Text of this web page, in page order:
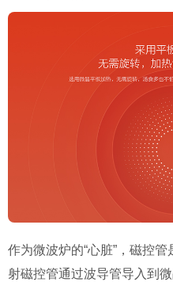
作为微波炉的“心脏”，磁控
射磁控管通过波导管导入到